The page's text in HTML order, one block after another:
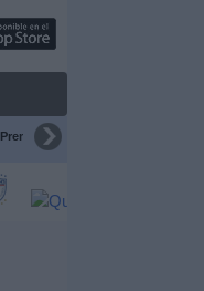
Premier League